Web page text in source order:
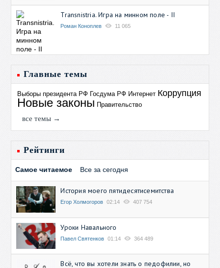
Transnistria. Игра на минном поле - II
Роман Коноплев 11 065
Главные темы
Выборы президента РФ Госдума РФ Интернет Коррупция
Новые законы Правительство
все темы →
Рейтинги
Самое читаемое Все за сегодня
История моего пятидесятисемитства
Егор Холмогоров 02:14 407 754
Уроки Навального
Павел Святенков 01:14 364 489
Всё, что вы хотели знать о педофилии, но